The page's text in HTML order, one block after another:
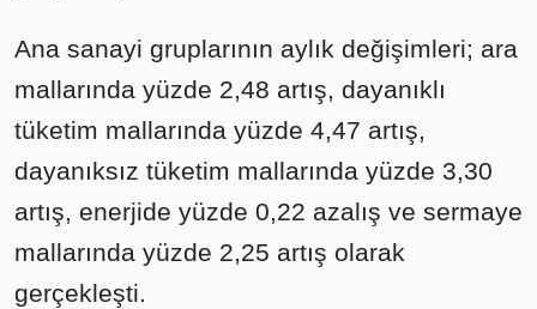
Ana sanayi gruplarının aylık değişimleri; ara
mallarında yüzde 2,48 artış, dayanıklı
tüketim mallarında yüzde 4,47 artış,
dayanıksız tüketim mallarında yüzde 3,30
artış, enerjide yüzde 0,22 azalış ve sermaye
mallarında yüzde 2,25 artış olarak
gerçekleşti.